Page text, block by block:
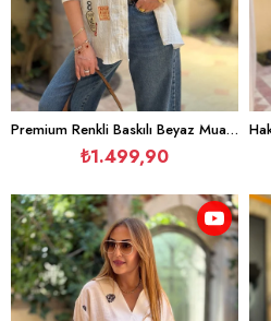
Premium Renkli Baskılı Beyaz Muadil Gömlek
₺1.499,90